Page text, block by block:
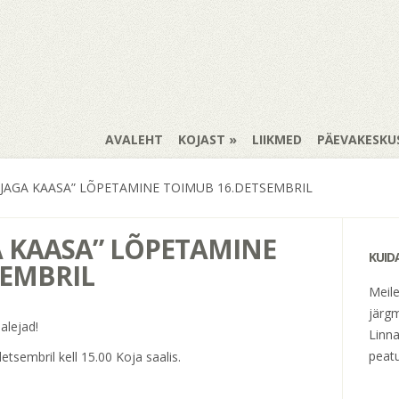
AVALEHT KOJAST LIIKMED
KAASA” LÕPETAMINE TOIMUB 16.DETSEMBRIL
KAASA” LÕPETAMINE
kell 15.00 Koja saalis.